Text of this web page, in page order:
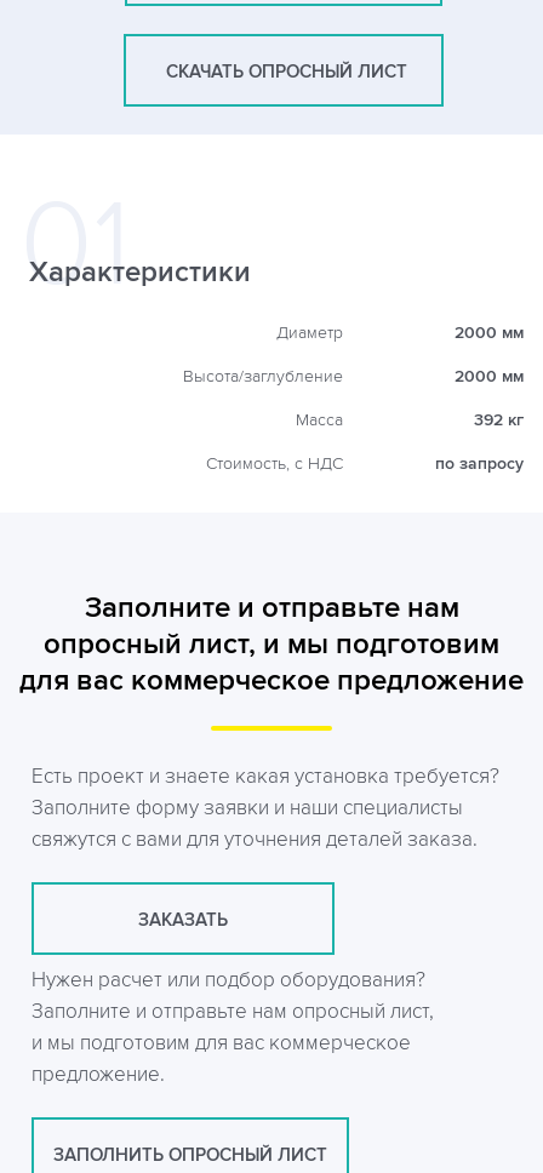
СКАЧАТЬ ОПРОСНЫЙ ЛИСТ
Характеристики
Диаметр 2000 мм
Высота/заглубление 2000 мм
Масса 392 кг
Стоимость, с НДС по запросу
Заполните и отправьте нам
опросный лист, и мы подготовим
для вас коммерческое предложение
Есть проект и знаете какая установка требуется?
Заполните форму заявки и наши специалисты
свяжутся с вами для уточнения деталей заказа.
ЗАКАЗАТЬ
Нужен расчет или подбор оборудования?
Заполните и отправьте нам опросный лист,
и мы подготовим для вас коммерческое
предложение.
ЗАПОЛНИТЬ ОПРОСНЫЙ ЛИСТ